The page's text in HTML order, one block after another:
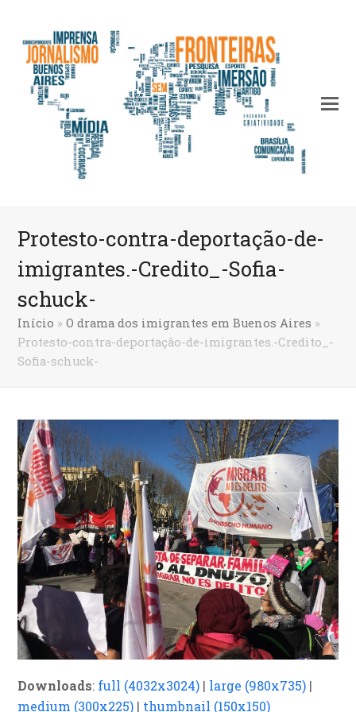
Protesto-contra-deportação-de-
imigrantes.-Credito_-Sofia-
schuck-
Início »O drama dos imigrantes em Buenos Aires »
Protesto-contra-deportação-de-imigrantes.-Credito_-
Sofia-schuck-
Downloads: full (4032x3024) | large (980x735) |
medium (300x225) | thumbnail (150x150)